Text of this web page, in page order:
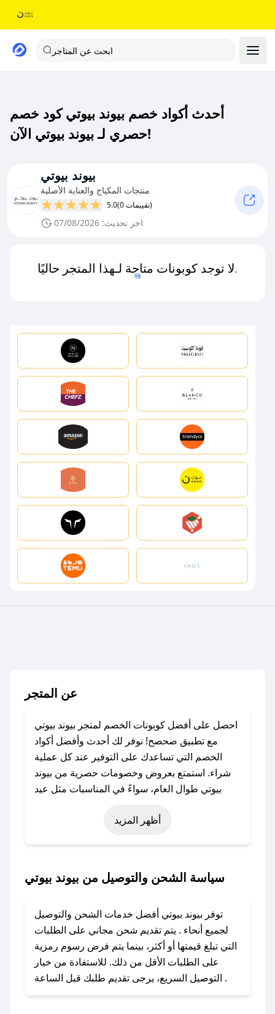
ابحث عن المتاجر
أحدث أكواد خصم بيوند بيوتي كود خصم
حصري لـ بيوند بيوتي الآن!
بيوند بيوتي
منتجات المكياج والعناية الأصلية
5.0 (0 تقييمات)
اخر تحديث: 07/08/2026
لا توجد كوبونات متاحة لـهذا المتجر حاليًا.
عن المتجر
احصل على أفضل كوبونات الخصم لمتجر بيوند بيوتي
مع تطبيق صحصح! نوفر لك أحدث وأفضل أكواد
الخصم التي تساعدك على التوفير عند كل عملية
شراء. استمتع بعروض وخصومات حصرية من بيوند
بيوتي طوال العام، سواءً في المناسبات مثل عيد
الفطر، عيد الأضحى، الجمعة البيضاء (شهر نوفمبر)،
رمضان، اليوم الوطني، يوم التأسيس، أو حتى عروض
باستخدام تطبيق صحصح، يمكنك العثور بسهولة على
تواصل معنا عبر تويتر أو البريد الإلكتروني لإضافته
بسرعة.
### كيفية استخدام كود خصم بيوند بيوتي؟
1. انسخ كود الخصم من تطبيق صحصح.
2. الصقه في خانة الدفع عند التسوق من بيوند بيوتي.
أظهر المزيد
سياسة الشحن والتوصيل من بيوند بيوتي
توفر بيوند بيوتي أفضل خدمات الشحن والتوصيل
لجميع أنحاء . يتم تقديم شحن مجاني على الطلبات
التي تبلغ قيمتها أو أكثر، بينما يتم فرض رسوم رمزية
على الطلبات الأقل من ذلك. للاستفادة من خيار
التوصيل السريع، يرجى تقديم طلبك قبل الساعة .